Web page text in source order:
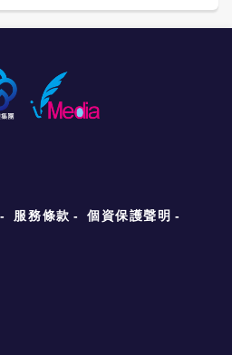
服務條款
個資保護聲明